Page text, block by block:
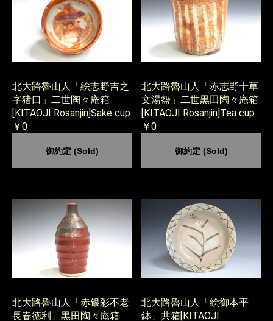
北大路魯山人「絵志野吉之
字猪口」二世陶々庵箱
[KITAOJI Rosanjin]Sake cup
￥0
御約定 (Sold)
北大路魯山人「赤志野十草
文湯盌」二世黒田陶々庵箱
[KITAOJI Rosanjin]Tea cup
￥0
御約定 (Sold)
北大路魯山人「赤銀彩不老
長春徳利」黒田陶々庵箱
北大路魯山人「絵御本平
鉢」共箱[KITAOJI